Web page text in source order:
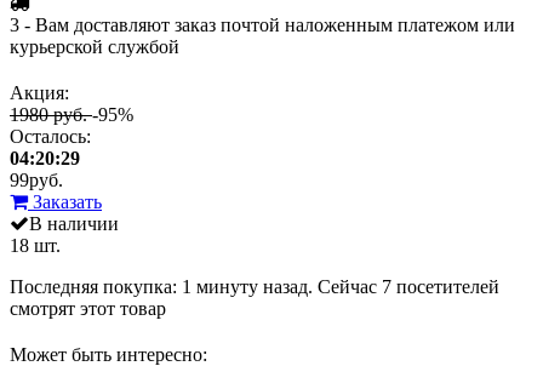
3 - Вам доставляют заказ почтой наложенным платежом или
курьерской службой
Акция:
1980 руб.-95%
Осталось:
04:20:29
99руб.
Заказать
В наличии
18 шт.
Последняя покупка: 1 минуту назад. Сейчас 7 посетителей
смотрят этот товар
Может быть интересно: